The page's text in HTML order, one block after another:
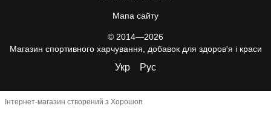
Мапа сайту
© 2014—2026
Магазин спортивного харчування, добавок для здоров'я і краси
Укр Рус
Інтернет-магазин створений з Хорошоп